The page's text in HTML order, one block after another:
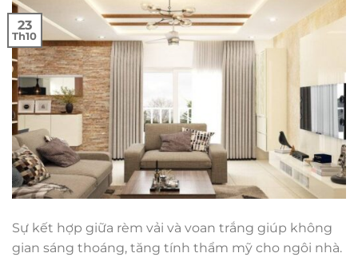
23
Th10
Sự kết hợp giữa rèm vải và voan trắng giúp không
gian sáng thoáng, tăng tính thẩm mỹ cho ngôi nhà.